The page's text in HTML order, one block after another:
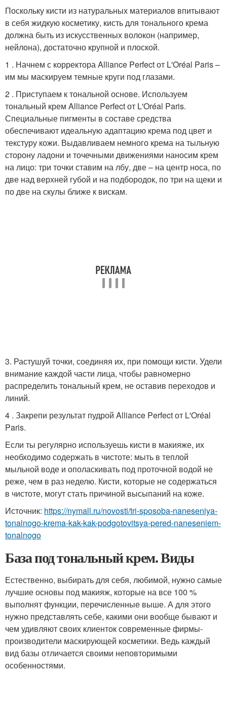
Поскольку кисти из натуральных материалов впитывают
в себя жидкую косметику, кисть для тонального крема
должна быть из искусственных волокон (например,
нейлона), достаточно крупной и плоской.
1 . Начнем с корректора Alliance Perfect от L'Oréal Paris –
им мы маскируем темные круги под глазами.
2 . Приступаем к тональной основе. Используем
тональный крем Alliance Perfect от L'Oréal Paris.
Специальные пигменты в составе средства
обеспечивают идеальную адаптацию крема под цвет и
текстуру кожи. Выдавливаем немного крема на тыльную
сторону ладони и точечными движениями наносим крем
на лицо: три точки ставим на лбу, две – на центр носа, по
две над верхней губой и на подбородок, по три на щеки и
по две на скулы ближе к вискам.
3. Растушуй точки, соединяя их, при помощи кисти. Удели
внимание каждой части лица, чтобы равномерно
распределить тональный крем, не оставив переходов и
линий.
4 . Закрепи результат пудрой Alliance Perfect от L'Oréal
Paris.
Если ты регулярно используешь кисти в макияже, их
необходимо содержать в чистоте: мыть в теплой
мыльной воде и ополаскивать под проточной водой не
реже, чем в раз неделю. Кисти, которые не содержаться
в чистоте, могут стать причиной высыпаний на коже.
Источник: https://nymall.ru/novosti/tri-sposoba-naneseniya-
tonalnogo-krema-kak-kak-podgotovitsya-pered-naneseniem-
tonalnogo
База под тональный крем. Виды
Естественно, выбирать для себя, любимой, нужно самые
лучшие основы под макияж, которые на все 100 %
выполнят функции, перечисленные выше. А для этого
нужно представлять себе, какими они вообще бывают и
чем удивляют своих клиенток современные фирмы-
производители маскирующей косметики. Ведь каждый
вид базы отличается своими неповторимыми
особенностями.